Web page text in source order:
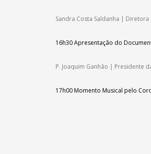
Sandra Costa Saldanha |
16h30Apresentação do
P. Joaquim Ganhão | Presidente
17h00 Momento Musical pelo